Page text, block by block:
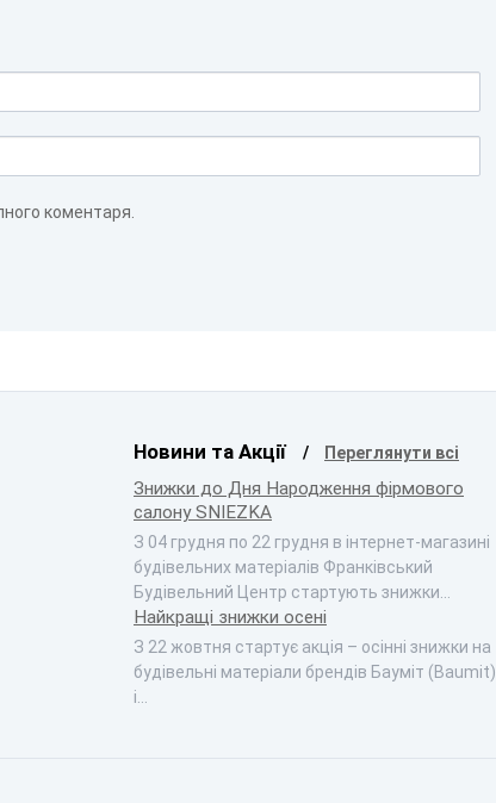
коментаря.
Новини та Акції Переглянути всі
Знижки до Дня Народження фірмового
салону SNIEZKA
З 04 грудня по 22 грудня в інтернет-магазині
будівельних матеріалів Франківський
Будівельний Центр стартують знижки…
Найкращі знижки осені
З 22 жовтня стартує акція – осінні знижки на
будівельні матеріали брендів Бауміт (Baumit)
і…